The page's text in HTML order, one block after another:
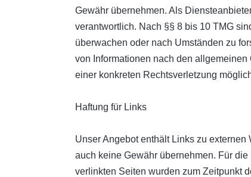
Gewähr übernehmen. Als
verantwortlich. Nach §§ 8 bis 10 TMG
überwachen oder nach Umständen zu
von Informationen nach den
einer konkreten Rechtsverletzung
Haftung für Links
Unser Angebot enthält Links zu
auch keine Gewähr übernehmen. Für
verlinkten Seiten wurden zum Zeitpunkt